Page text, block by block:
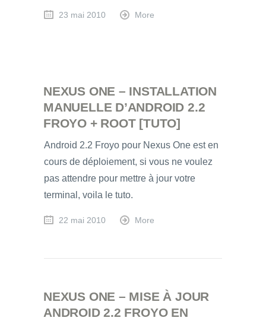
23 mai 2010 More
NEXUS ONE – INSTALLATION
MANUELLE D’ANDROID 2.2
FROYO + ROOT [TUTO]
Android 2.2 Froyo pour Nexus One est en
cours de déploiement, si vous ne voulez
pas attendre pour mettre à jour votre
terminal, voila le tuto.
22 mai 2010 More
NEXUS ONE – MISE À JOUR
ANDROID 2.2 FROYO EN